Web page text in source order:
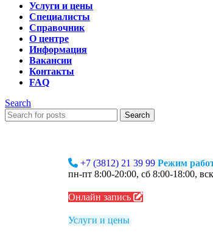
Услуги и цены
Специалисты
Справочник
О центре
Информация
Вакансии
Контакты
FAQ
Search
Search
+7 (3812) 21 39 99 Режим
пн-пт 8:00-20:00, сб 8:00-18:00,
Онлайн запись
Услуги и цены